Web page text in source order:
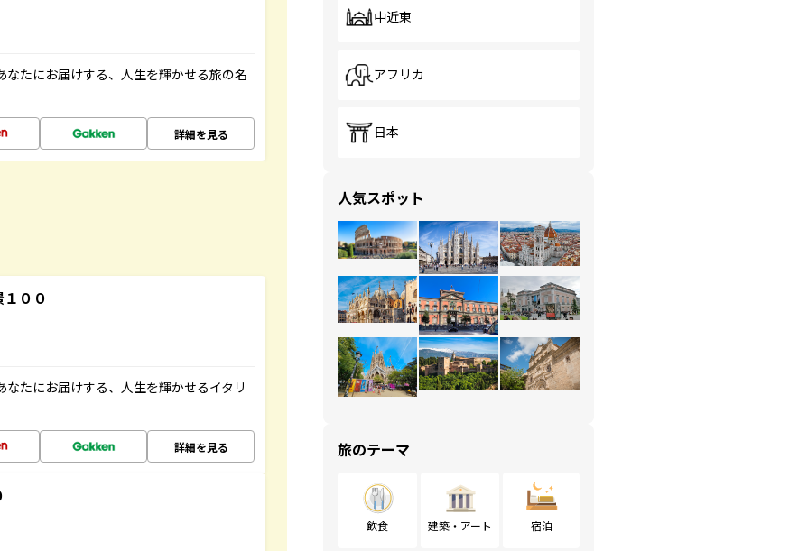
たにお届けする、人生を輝かせる旅の名
詳細を見る
００
たにお届けする、人生を輝かせるイタリ
詳細を見る
中近東
アフリカ
日本
人気スポット
旅のテーマ
飲食 建築・アート 宿泊